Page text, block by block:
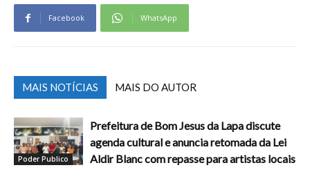
Facebook WhatsApp
MAIS NOTÍCIAS MAIS DO AUTOR
Poder Publico
Prefeitura de Bom Jesus da Lapa discute
agenda cultural e anuncia retomada da Lei
Aldir Blanc com repasse para artistas locais